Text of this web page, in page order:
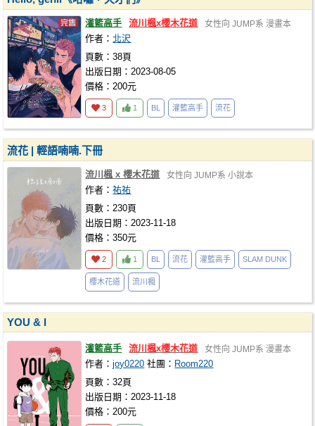
灌籃高手 流川楓x櫻木花道 女性向 JUMP系 漫畫本
作者：北沢
頁數：38頁
出版日期：2023-08-05
價格：200元
3 1 BL 灌籃高手 流花
流花 | 輕語喃喃.下冊
流川楓 x 櫻木花道 女性向 JUMP系 小說本
作者：祐祐
頁數：230頁
出版日期：2023-11-18
價格：350元
2 1 BL 流花 灌籃高手 SLAM DUNK
櫻木花道 流川楓
YOU & I
灌籃高手 流川楓x櫻木花道 女性向 JUMP系 漫畫本
作者：joy0220 社團： Room220
頁數：32頁
出版日期：2023-11-18
價格：200元